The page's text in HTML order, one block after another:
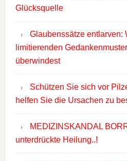
Glücksquelle
Glaubenssätze entlarven:
limitierenden
überwindest
Schützen Sie sich vor
helfen Sie die Ursachen zu
MEDIZINSKANDAL
unterdrückte Heilung..!